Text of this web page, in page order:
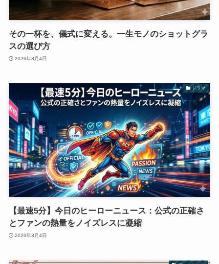
その一杯を、儀式に変える。一生モノのショットグラ
スの選び方
2026年3月4日
ドラマ
【最速5分】今日のヒーローニュース：公式の正確さ
とファンの熱量をノイズレスに凝縮
2026年3月4日